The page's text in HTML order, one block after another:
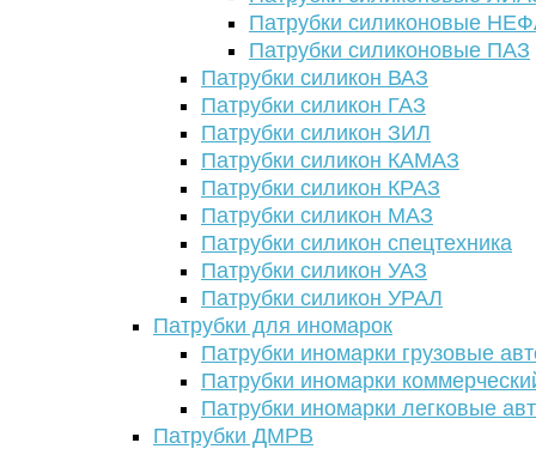
Патрубки силиконовые
Патрубки силиконовые ПАЗ
Патрубки силикон ВАЗ
Патрубки силикон ГАЗ
Патрубки силикон ЗИЛ
Патрубки силикон КАМАЗ
Патрубки силикон КРАЗ
Патрубки силикон МАЗ
Патрубки силикон спецтехника
Патрубки силикон УАЗ
Патрубки силикон УРАЛ
Патрубки для иномарок
Патрубки иномарки грузовые
Патрубки иномарки
Патрубки иномарки легковые
Патрубки ДМРВ